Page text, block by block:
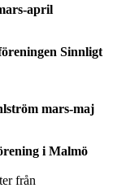
april
Sinnligt
mars-maj
i Malmö
från